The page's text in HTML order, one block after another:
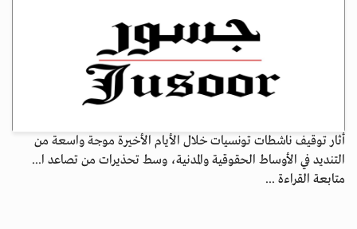
أثار توقيف ناشطات تونسيات خلال الأيام الأخيرة موجة واسعة من
التنديد في الأوساط الحقوقية والمدنية، وسط تحذيرات من تصاعد ا...
متابعة القراءة ...